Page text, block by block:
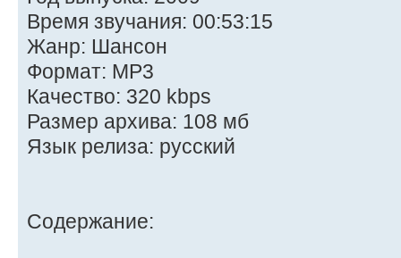
Время звучания: 00:53:15
Жанр: Шансон
Формат: MP3
Качество: 320 kbps
Размер архива: 108 мб
Язык релиза: русский
Содержание: